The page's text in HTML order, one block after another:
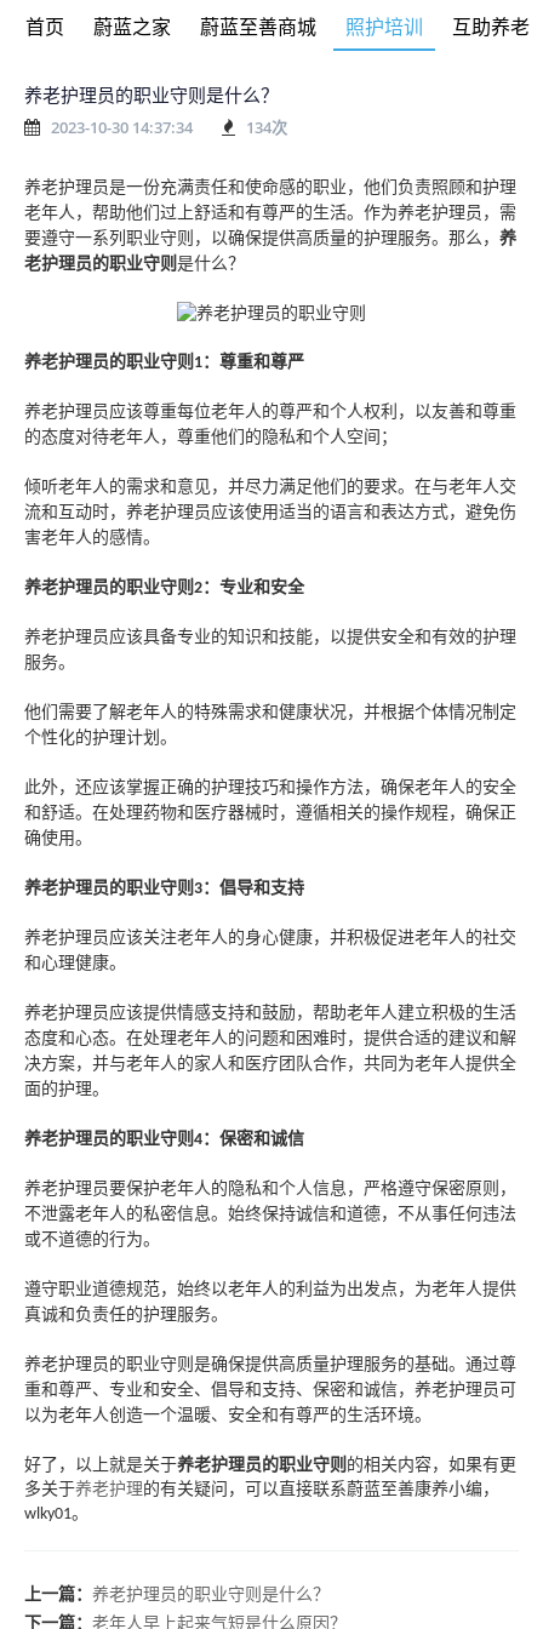
首页 蔚蓝之家 蔚蓝至善商城 照护培训 互助养老
养老护理员的职业守则是什么？
2023-10-30 14:37:34 134次
养老护理员是一份充满责任和使命感的职业，他们负责照顾和护理
老年人，帮助他们过上舒适和有尊严的生活。作为养老护理员，需
要遵守一系列职业守则，以确保提供高质量的护理服务。 那么， 养
老护理员的职业守则 是什么？
养老护理员的职业守则 1： 尊重和尊严
养老护理员应该尊重每位老年人的尊严和个人权利 ， 以友善和尊重
的态度对待老年人，尊重他们的隐私和个人空间 ；
倾听老年人的需求和意见，并尽力满足他们的要求。在与老年人交
流和互动时，养老护理员应该使用适当的语言和表达方式，避免伤
害老年人的感情。
养老护理员的职业守则 2： 专业和安全
养老护理员应该具备专业的知识和技能，以提供安全和有效的护理
服务。
他们 需要 了解老年人的特殊需求和健康状况，并根据个体情况制定
个性化的护理计划。
此外，还应该掌握正确的护理技巧和操作方法，确保老年人的安全
和舒适。在处理药物和医疗器械时，遵循相关的操作规程，确保正
确使用。
养老护理员的职业守则 3： 倡导和支持
养老护理员应该关注老年人的身心健康，并积极促进老年人的社交
和心理健康。
养老护理员应该提供情感支持和鼓励，帮助老年人建立积极的生活
态度和心态。在处理老年人的问题和困难时，提供合适的建议和解
决方案，并与老年人的家人和医疗团队合作，共同为老年人提供全
面的护理。
养老护理员的职业守则 4： 保密和诚信
养老护理员要保护老年人的隐私和个人信息 ， 严格遵守保密原则，
不泄露老年人的私密信息。 始终保持诚信和道德，不从事任何违法
或不道德的行为。
遵守职业道德规范，始终以老年人的利益为出发点，为老年人提供
真诚和负责任的护理服务。
养老护理员的职业守则是确保提供高质量护理服务的基础。通过尊
重和尊严、专业和安全、倡导和支持、保密和诚信，养老护理员可
以为老年人创造一个温暖、安全和有尊严的生活环境。
好了，以上就是关于养老护理员的职业守则 的相关内容，如果有更
多关于养老护理的有关疑问，可以直接联系蔚蓝至善康养小编，
wlky01。
上一篇： 养老护理员的职业守则是什么？
下一篇： 老年人早上起来气短是什么原因？